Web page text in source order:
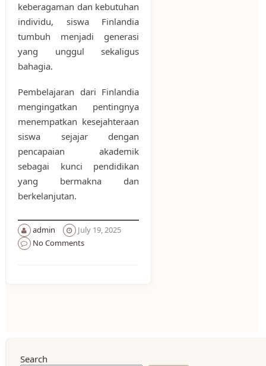
keberagaman dan kebutuhan
individu, siswa Finlandia
tumbuh menjadi generasi
yang unggul sekaligus
bahagia.
Pembelajaran dari Finlandia
mengingatkan pentingnya
menempatkan kesejahteraan
siswa sejajar dengan
pencapaian akademik
sebagai kunci pendidikan
yang bermakna dan
berkelanjutan.
admin
July 19, 2025
No Comments
Search